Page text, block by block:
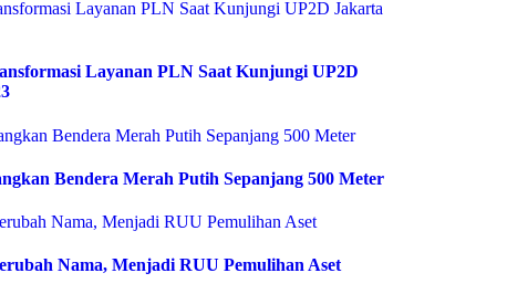
Layanan PLN Saat Kunjungi UP2D
Bendera Merah Putih Sepanjang 500 Meter
Nama, Menjadi RUU Pemulihan Aset